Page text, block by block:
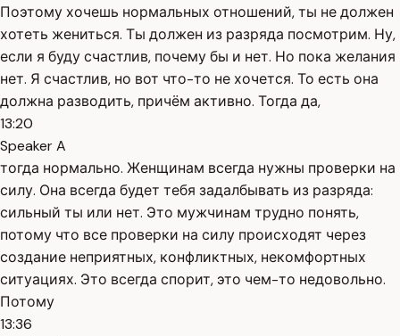
Поэтому хочешь нормальных отношений, ты не должен
хотеть жениться. Ты должен из разряда посмотрим. Ну,
если я буду счастлив, почему бы и нет. Но пока желания
нет. Я счастлив, но вот что-то не хочется. То есть она
должна разводить, причём активно. Тогда да,
13:20
Speaker A
тогда нормально. Женщинам всегда нужны проверки на
силу. Она всегда будет тебя задалбывать из разряда:
сильный ты или нет. Это мужчинам трудно понять,
потому что все проверки на силу происходят через
создание неприятных, конфликтных, некомфортных
ситуациях. Это всегда спорит, это чем-то недовольно.
Потому
13:36